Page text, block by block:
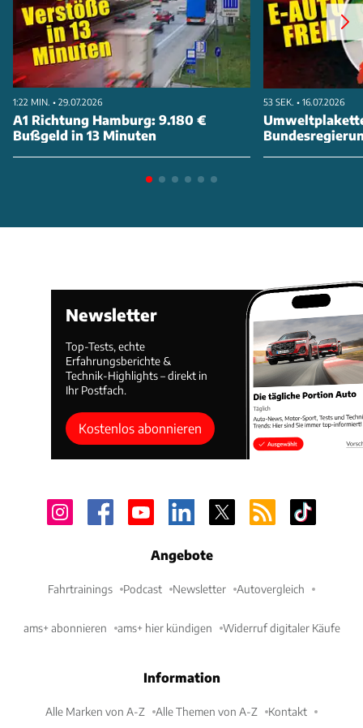
1:22 MIN. • 29.07.2026
A1 Richtung Hamburg: 9.180 €
Bußgeld in 13 Minuten
53 SEK. • 16.07.2026
Newsletter
Top-Tests, echte
Erfahrungsberichte &
Technik-Highlights – direkt in
Ihr Postfach.
Kostenlos abonnieren
Angebote
Fahrtrainings Podcast Newsletter Autovergleich
ams+ abonnieren ams+ hier kündigen Widerruf digitaler Käufe
Information
Alle Marken von A-Z Alle Themen von A-Z Kontakt